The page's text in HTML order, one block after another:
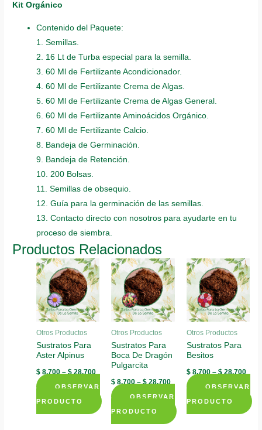
Kit Orgánico
Contenido del Paquete:
1. Semillas.
2. 16 Lt de Turba especial para la semilla.
3. 60 Ml de Fertilizante Acondicionador.
4. 60 Ml de Fertilizante Crema de Algas.
5. 60 Ml de Fertilizante Crema de Algas General.
6. 60 Ml de Fertilizante Aminoácidos Orgánico.
7. 60 Ml de Fertilizante Calcio.
8. Bandeja de Germinación.
9. Bandeja de Retención.
10. 200 Bolsas.
11. Semillas de obsequio.
12. Guía para la germinación de las semillas.
13. Contacto directo con nosotros para ayudarte en tu
proceso de siembra.
Productos Relacionados
Otros Productos
Sustratos Para
Aster Alpinus
$ 8.700–$28.700
OBSERVAR
PRODUCTO
This
Otros Productos
Sustratos Para
Boca De Dragón
Pulgarcita
$ 8.700–$28.700
OBSERVAR
PRODUCTO
This
Otros Productos
Sustratos Para
Besitos
$8.700–$28.700
OBSERVAR
PRODUCTO
This